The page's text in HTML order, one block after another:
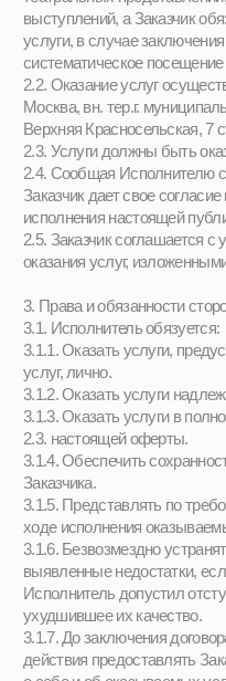
Исполнитель допустил отступление от
ухудшившее их качество.
3.1.7. До заключения договора оказания
действия предоставлять Заказчику
о себе и об оказываемых услугах,
возможность их правильного выбора.
3.1.8. Организовать и обеспечить
услуг, предусмотренных настоящим
3.1.9. Создать Потребителю
в досуговых мероприятиях.
3.2. Исполнитель вправе получать от
всем вопросам, возникающим в ходе
дополнительную информацию,
своих обязательств по договору.
3.3.1. Предоставлять Исполнителю все
информацию, необходимые для
3.3.3. Своевременно оплатить оказанные
предусмотренном разделом 4 настоящего
заключения основного индивидуального
услуг.
3.3.4. Не сообщать третьим лицам пароль
при регистрации на сайте, а также
Исполнителю о возникновении
безопасности его логина и пароля путем
информации доступными мессенджера в
3.4. Заказчик вправе:
- требовать от Исполнителя
вопросам организации и обеспечения
услуг, предусмотренных настоящим
3.5. Потребитель вправе:
- обращаться к Исполнителю по
процесса пробного урока;
- пользоваться имуществом
осуществления процессов, во время
расписанием;
предоставляемыми Исполнителем и не
настоящей оферты, на основании
договора;
- принимать участие в социально-